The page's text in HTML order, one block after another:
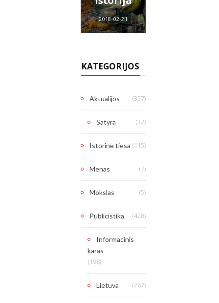
2018-02-21
KATEGORIJOS
Aktualijos (357)
Satyra (32)
Istorinė tiesa (115)
Menas (7)
Mokslas (5)
Publicistika (428)
Informacinis
karas
(198)
Lietuva (267)